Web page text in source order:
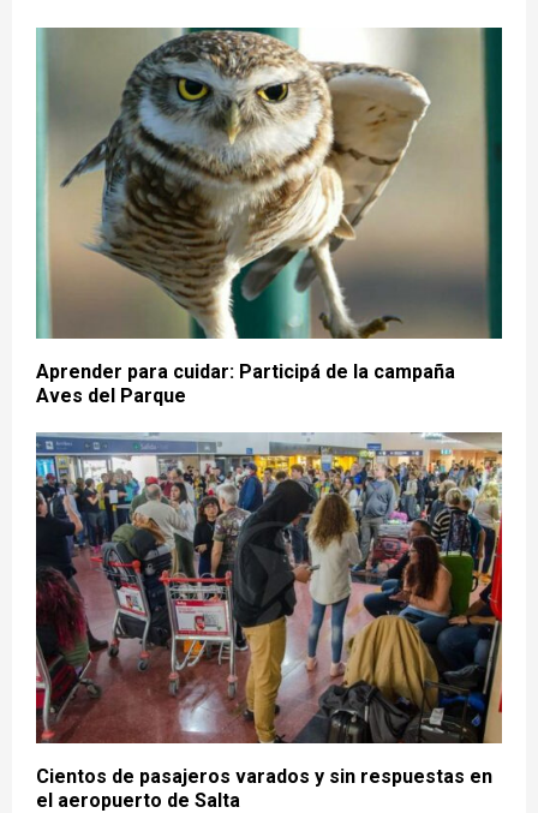
Aprender para cuidar: Participá de la campaña
Aves del Parque
Cientos de pasajeros varados y sin respuestas en
el aeropuerto de Salta